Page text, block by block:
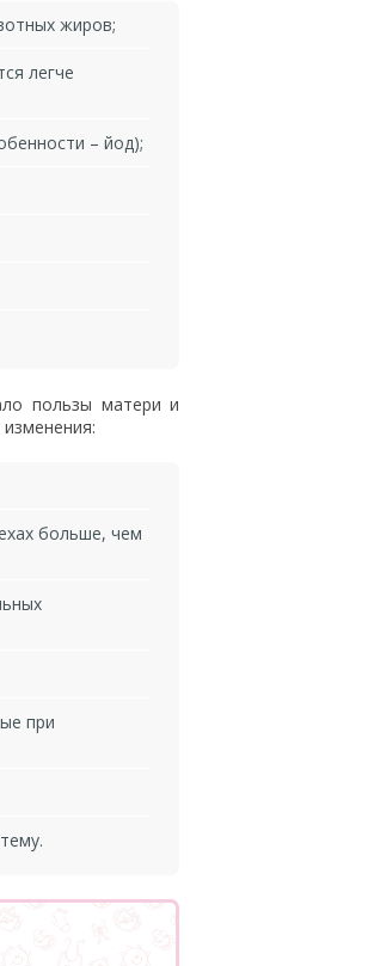
жиров;
легче
– йод);
пользы матери и
больше, чем
при